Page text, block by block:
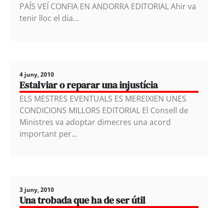
PAÍS VEÍ CONFIA EN ANDORRA EDITORIAL Ahir va
tenir lloc el dia...
4 juny, 2010
Estalviar o reparar una injustícia
ELS MESTRES EVENTUALS ES MEREIXIEN UNES
CONDICIONS MILLORS EDITORIAL El Consell de
Ministres va adoptar dimecres una acord
important per...
3 juny, 2010
Una trobada que ha de ser útil